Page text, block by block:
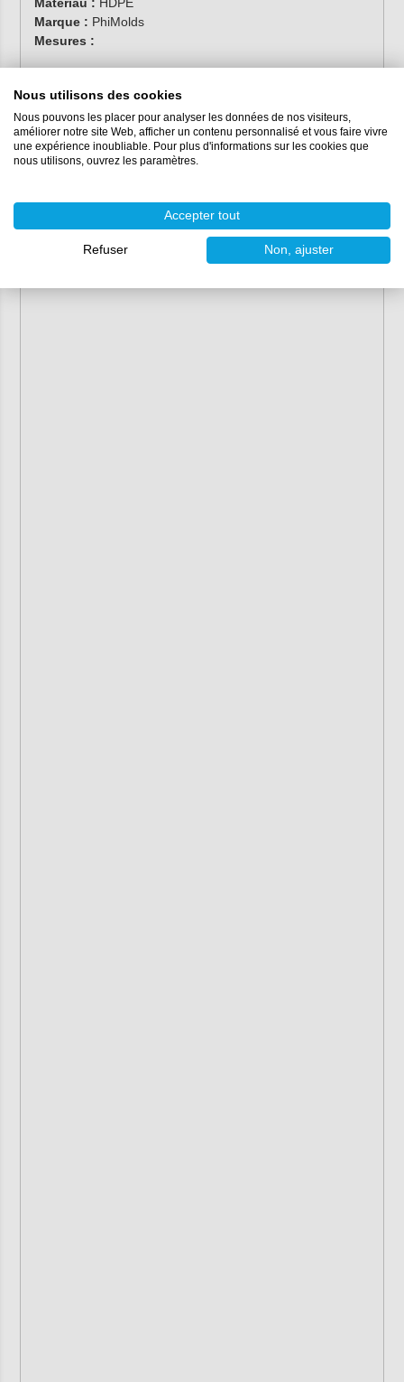
Marque : PhiMolds
Mesures :
Nous utilisons des cookies
Nous pouvons les placer pour analyser les données de nos visiteurs,
améliorer notre site Web, afficher un contenu personnalisé et vous faire vivre
une expérience inoubliable. Pour plus d'informations sur les cookies que
nous utilisons, ouvrez les paramètres.
Accepter tout
Refuser Non, ajuster